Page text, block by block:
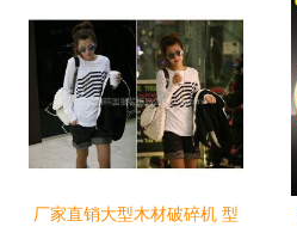
属件 常州骏华轴承厂的实力
与价值
厂家直销大型木材破碎机 型